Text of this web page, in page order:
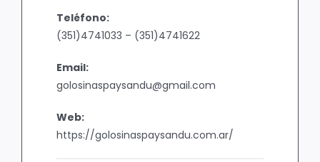
Teléfono:
(351)4741033 – (351)4741622
Email:
golosinaspaysandu@gmail.com
Web:
https://golosinaspaysandu.com.ar/